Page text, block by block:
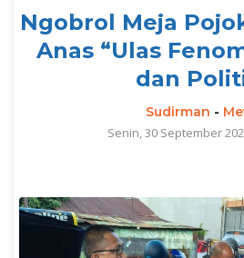
Ngobrol Meja
Anas “Ulas
dan
Sudirman -
Senin, 30 September